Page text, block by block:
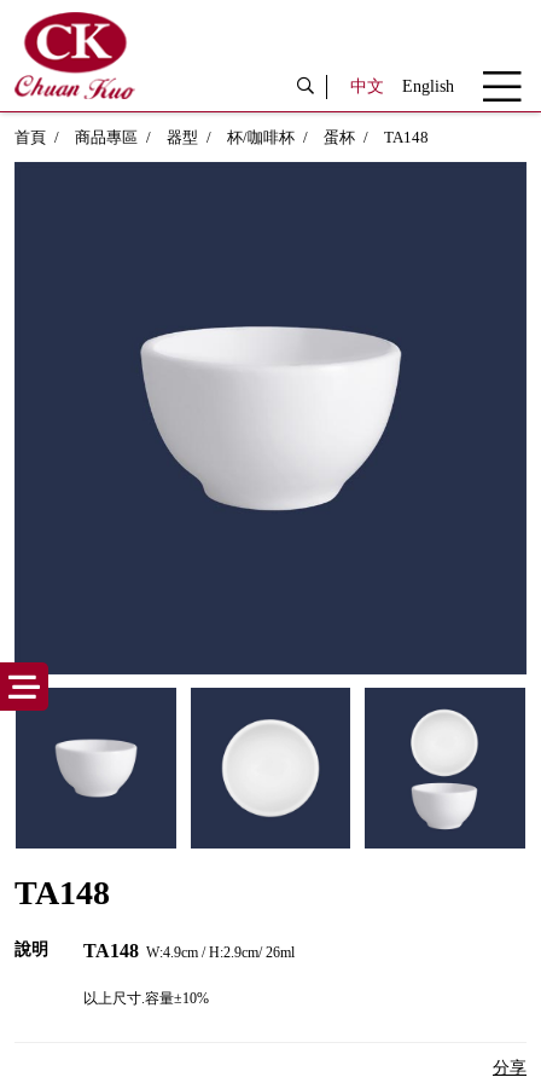
中文 English
首頁 商品專區 器型 杯/咖啡杯 蛋杯 TA148
TA148
說明 TA148 W:4.9cm / H:2.9cm/ 26ml
以上尺寸.容量±10%
分享